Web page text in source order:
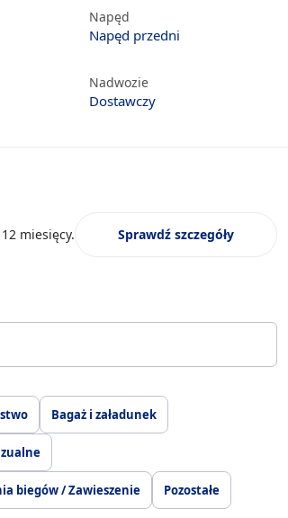
Napęd
Napęd przedni
Nadwozie
Dostawczy
miesięcy. Sprawdź szczegóły
Bagaż i załadunek
biegów / Zawieszenie Pozostałe